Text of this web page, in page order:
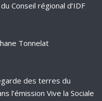
Conseil régional d’IDF
Tonnelat
des terres du
l’émission Vive la Sociale